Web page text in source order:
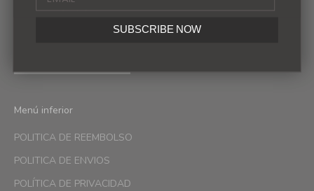
Menú inferior
POLITICA DE REEMBOLSO
POLITICA DE ENVIOS
POLÍTICA DE PRIVACIDAD
SUBSCRIBE NOW